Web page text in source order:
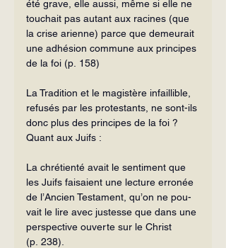
été grave, elle aussi, même si elle ne
touchait pas autant aux racines (que
la crise arienne) parce que de­meurait
une adhésion commune aux principes
de la foi (p. 158)
La Tradition et le magistère infail­lible,
refusés par les protestants, ne sont-ils
donc plus des principes de la foi ?
Quant aux Juifs :
La chrétienté avait le sentiment que
les Juifs faisaient une lecture erronée
de l’Ancien Testament, qu’on ne pou­
vait le lire avec justesse que dans une
perspective ouverte sur le Christ
(p. 238).